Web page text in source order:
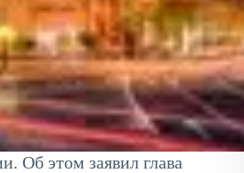
Об этом заявил глава